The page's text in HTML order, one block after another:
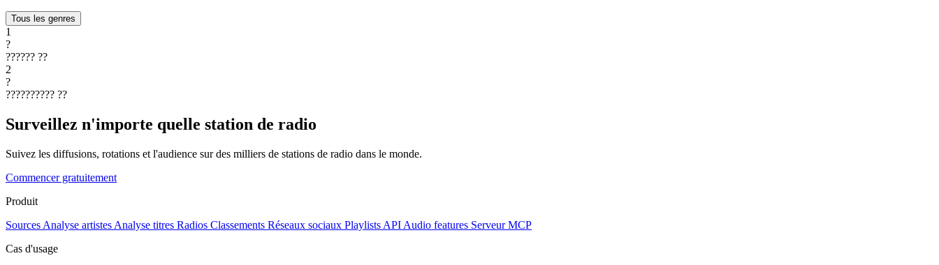
Tous les genres
1
?
?????? ??
2
?
?????????? ??
Surveillez n'importe quelle station de radio
Suivez les diffusions, rotations et l'audience sur des milliers de stations de radio dans le monde.
Commencer gratuitement
Produit
Sources Analyse artistes Analyse titres Radios Classements Réseaux sociaux Playlists API Audio features Serveur MCP
Cas d'usage